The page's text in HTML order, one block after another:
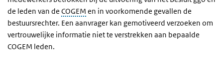
de leden van de COGEM en in voorkomende gevallen de
bestuursrechter. Een aanvrager kan gemotiveerd verzoeken om
vertrouwelijke informatie niet te verstrekken aan bepaalde
COGEM leden.